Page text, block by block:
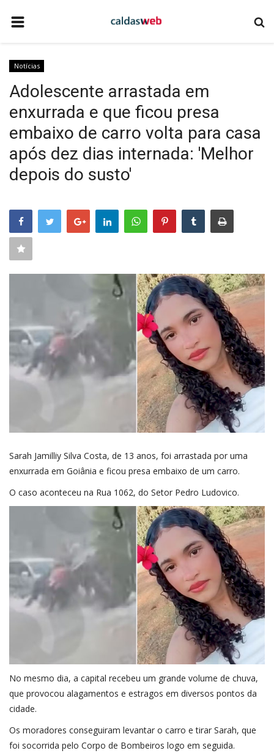
NOTÍCIAS
COMO ANUNCIAR
EMPRESAS DE TECNOLOGIA
SITE DE APOSTAS ESPORTIVAS
QUEM SOMOS
CONTATO
EVENTOS
TECNOLOGIA
NOTÍCIAS
CONECTE-SE
REGISTO
Notícias
Adolescente arrastada em
enxurrada e que ficou presa
embaixo de carro volta para casa
após dez dias internada: 'Melhor
depois do susto'
Sarah Jamilliy Silva Costa, de 13 anos, foi arrastada por uma
enxurrada em Goiânia e ficou presa embaixo de um carro.
O caso aconteceu na Rua 1062, do Setor Pedro Ludovico.
No mesmo dia, a capital recebeu um grande volume de chuva,
que provocou alagamentos e estragos em diversos pontos da
cidade.
Os moradores conseguiram levantar o carro e tirar Sarah, que
foi socorrida pelo Corpo de Bombeiros logo em seguida.